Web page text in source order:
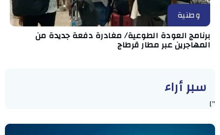
وطنية
برنامج العودة الطوعية/ مغادرة دفعة جديدة من
المهاجرين عبر مطار قرطاج
سبر أراء
"]